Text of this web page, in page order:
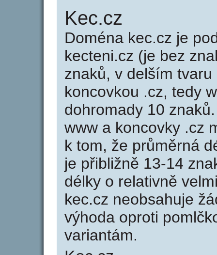
Kec.cz
Doména kec.cz je
kecteni.cz (je bez
znaků, v delším
koncovkou .cz, tedy
dohromady 10
www a koncovky .cz
k tom, že průměrná
je přibližně 13-14
délky o relativně
kec.cz neobsahuje
výhoda oproti
variantám.